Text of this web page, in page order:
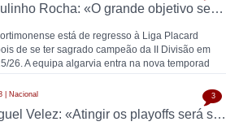
Paulinho Rocha: «O grande objetivo será sempre a manutenção, mas com o pensamento em algo mais»
está de regresso à Liga Placard
de se ter sagrado campeão da II Divisão em
26. A equipa algarvia entra na nova temporad
| Nacional
Miguel Velez: «Atingir os playoffs será sempre uma obrigação para nós»
3